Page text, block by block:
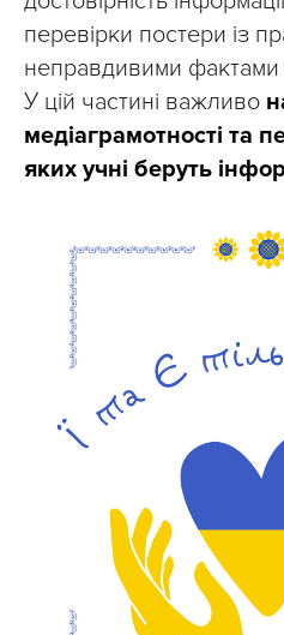
перевірки постери із
неправдивими фактами
У цій частині важливо
медіаграмотності та
яких учні беруть